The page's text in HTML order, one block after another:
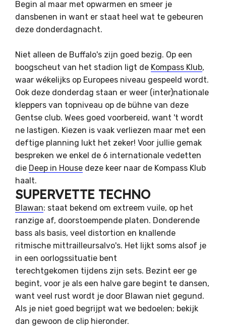
Begin al maar met opwarmen en smeer je
dansbenen in want er staat heel wat te gebeuren
deze donderdagnacht.
Niet alleen de Buffalo's zijn goed bezig. Op een
boogscheut van het stadion ligt de Kompass Klub,
waar wékelijks op Europees niveau gespeeld wordt.
Ook deze donderdag staan er weer (inter)nationale
kleppers van topniveau op de bühne van deze
Gentse club. Wees goed voorbereid, want 't wordt
ne lastigen. Kiezen is vaak verliezen maar met een
deftige planning lukt het zeker! Voor jullie gemak
bespreken we enkel de 6 internationale vedetten
die Deep in House deze keer naar de Kompass Klub
haalt.
SUPERVETTE TECHNO
Blawan: staat bekend om extreem vuile, op het
ranzige af, doorstoempende platen. Donderende
bass als basis, veel distortion en knallende
ritmische mittrailleursalvo's. Het lijkt soms alsof je
in een oorlogssituatie bent
terechtgekomen tijdens zijn sets. Bezint eer ge
begint, voor je als een halve gare begint te dansen,
want veel rust wordt je door Blawan niet gegund.
Als je niet goed begrijpt wat we bedoelen; bekijk
dan gewoon de clip hieronder.